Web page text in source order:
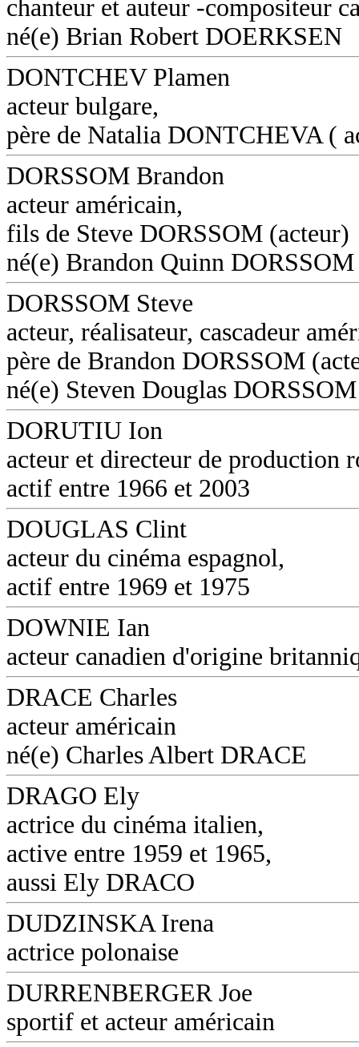
chanteur et auteur -compositeur
né(e) Brian Robert DOERKSEN
DONTCHEV Plamen
acteur bulgare,
père de Natalia DONTCHEVA (
DORSSOM Brandon
acteur américain,
fils de Steve DORSSOM (acteur)
né(e) Brandon Quinn DORSSOM
DORSSOM Steve
acteur, réalisateur, cascadeur
père de Brandon DORSSOM
né(e) Steven Douglas DORSSOM
DORUTIU Ion
acteur et directeur de production
actif entre 1966 et 2003
DOUGLAS Clint
acteur du cinéma espagnol,
actif entre 1969 et 1975
DOWNIE Ian
acteur canadien d'origine
DRACE Charles
acteur américain
né(e) Charles Albert DRACE
DRAGO Ely
actrice du cinéma italien,
active entre 1959 et 1965,
aussi Ely DRACO
DUDZINSKA Irena
actrice polonaise
DURRENBERGER Joe
sportif et acteur américain